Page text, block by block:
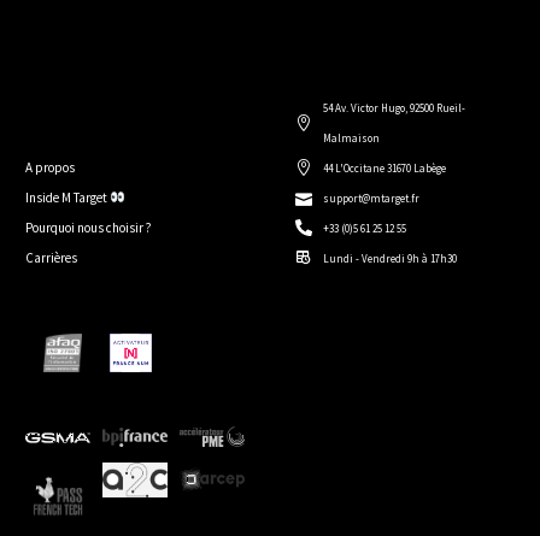
A propos
Inside M Target
Pourquoi nous choisir ?
Carrières
54 Av. Victor Hugo, 92500 Rueil-
Malmaison
44 L'Occitane 31670 Labège
support@mtarget.fr
+33 (0)5 61 25 12 55
Lundi - Vendredi 9h à 17h30